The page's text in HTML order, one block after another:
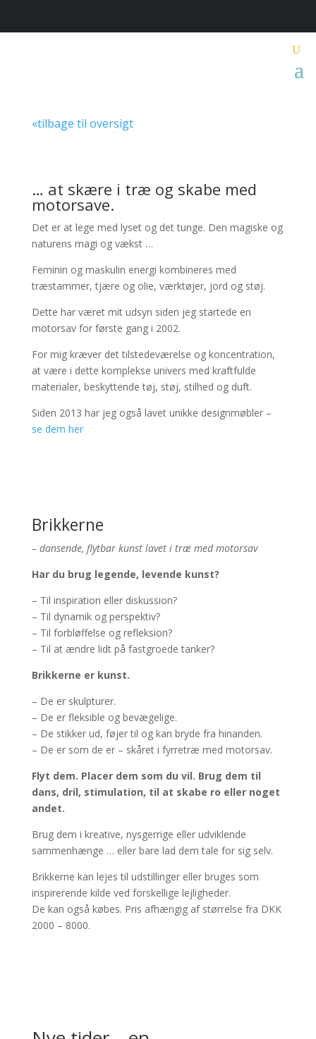
«tilbage til oversigt
… at skære i træ og skabe med
motorsave.
Det er at lege med lyset og det tunge. Den magiske og
naturens magi og vækst …
Feminin og maskulin energi kombineres med
træstammer, tjære og olie, værktøjer, jord og støj.
Dette har været mit udsyn siden jeg startede en
motorsav for første gang i 2002.
For mig kræver det tilstedeværelse og koncentration,
at være i dette komplekse univers med kraftfulde
materialer, beskyttende tøj, støj, stilhed og duft.
Siden 2013 har jeg også lavet unikke designmøbler –
se dem her
Brikkerne
– dansende, flytbar kunst lavet i træ med motorsav
Har du brug legende, levende kunst?
– Til inspiration eller diskussion?
– Til dynamik og perspektiv?
– Til forbløffelse og refleksion?
– Til at ændre lidt på fastgroede tanker?
Brikkerne er kunst.
– De er skulpturer.
– De er fleksible og bevægelige.
– De stikker ud, føjer til og kan bryde fra hinanden.
– De er som de er – skåret i fyrretræ med motorsav.
Flyt dem. Placer dem som du vil. Brug dem til
dans, dril, stimulation, til at skabe ro eller noget
andet.
Brug dem i kreative, nysgerrige eller udviklende
sammenhænge … eller bare lad dem tale for sig selv.
Brikkerne kan lejes til udstillinger eller bruges som
inspirerende kilde ved forskellige lejligheder.
De kan også købes. Pris afhængig af størrelse fra DKK
2000 – 8000.